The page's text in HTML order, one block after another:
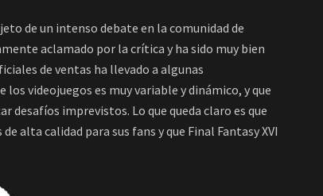
de un intenso debate en la comunidad de
aclamado por la crítica y ha sido muy bien
de ventas ha llevado a algunas
videojuegos es muy variable y dinámico, y que
desafíos imprevistos. Lo que queda claro es que
alta calidad para sus fans y que Final Fantasy XVI